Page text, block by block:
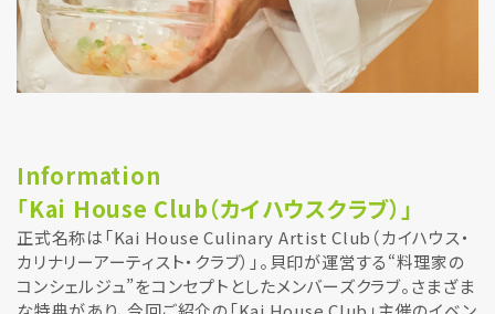
Information
「Kai House Club（カイハウスクラブ）」
正式名称は「Kai House Culinary Artist Club（カイハウス・
カリナリーアーティスト・クラブ）」。貝印が運営する“料理家の
コンシェルジュ”をコンセプトとしたメンバーズクラブ。さまざま